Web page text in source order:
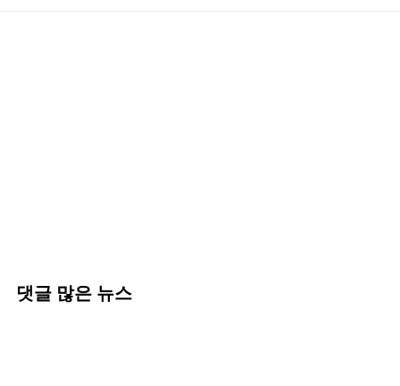
댓글 많은 뉴스